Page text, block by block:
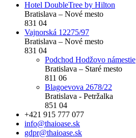
Hotel DoubleTree by Hilton
Bratislava – Nové mesto
831 04
Vajnorská 12275/97
Bratislava – Nové mesto
831 04
Podchod Hodžovo námestie
Bratislava – Staré mesto
811 06
Blagoevova 2678/22
Bratislava - Petržalka
851 04
+421 915 777 077
info@thaioase.sk
gdpr@thaioase.sk